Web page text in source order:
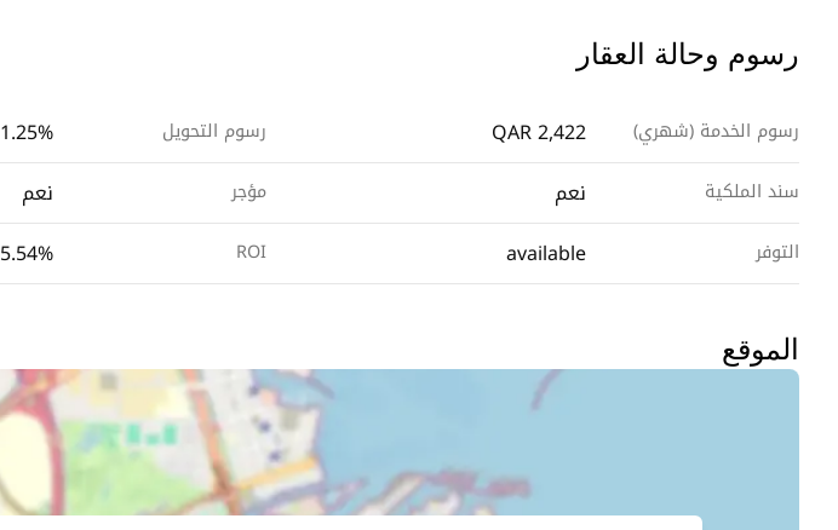
رسوم وحالة العقار
رسوم الخدمة (شهري) QAR 2,422
سند الملكية نعم
التوفر available
رسوم التحويل 1.25%
مؤجر نعم
ROI
5.54%
الموقع